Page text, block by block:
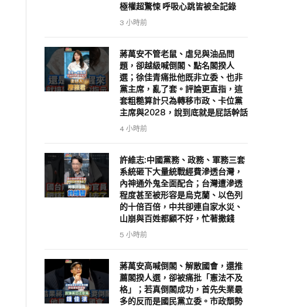
極權超驚悚 呼吸心跳皆被全記錄
3 小時前
蔣萬安不管老鼠、虐兒與油品問
題，卻越級喊倒閣、點名閣揆人
選；徐佳青痛批他既非立委、也非
黨主席，亂了套。評論更直指，這
套粗糙算計只為轉移市政、卡位黨
主席與2028，說到底就是屁話幹話
4 小時前
許維志:中國黨務、政務、軍務三套
系統砸下大量統戰經費滲透台灣，
內神通外鬼全面配合；台灣遭滲透
程度甚至被形容是烏克蘭、以色列
的十倍百倍，中共卻連自家水災、
山崩與百姓都顧不好，忙著撒錢
5 小時前
蔣萬安高喊倒閣、解散國會，還推
薦閣揆人選，卻被痛批「憲法不及
格」；若真倒閣成功，首先失業最
多的反而是國民黨立委。市政頹勢